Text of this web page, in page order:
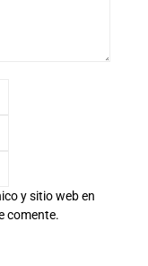
y sitio web en
comente.